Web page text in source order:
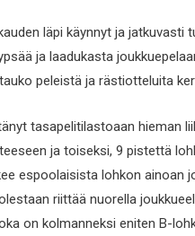
läpi käynnyt ja
ja laadukasta
peleistä ja rästiotteluita
tasapelitilastoaan hieman
ja toiseksi, 9 pistettä
espoolaisista lohkon ainoan
riittää nuorella
on kolmanneksi eniten B-